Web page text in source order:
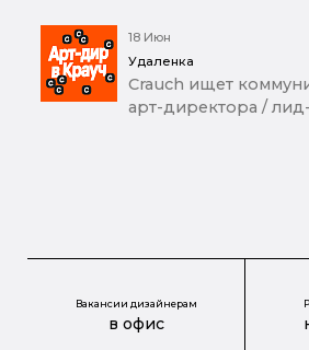
18 Июн
Удаленка
Crauch ищет
арт-директора /
Вакансии дизайнерам
в офис